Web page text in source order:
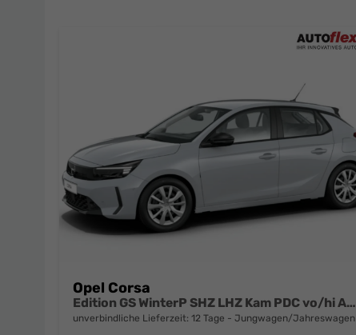
Opel Corsa
Edition GS WinterP SHZ LHZ Kam PDC vo/hi AppC Totw
unverbindliche Lieferzeit: 12 Tage Jungwagen/Jahreswagen